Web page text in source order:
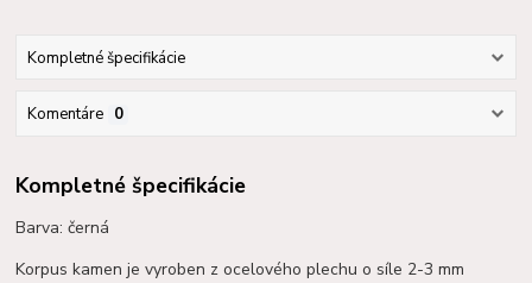
Kompletné špecifikácie
Komentáre 0
Kompletné špecifikácie
Barva: černá
Korpus kamen je vyroben z ocelového plechu o síle 2-3 mm